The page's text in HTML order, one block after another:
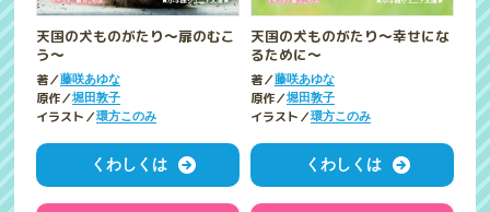
天国の犬ものがたり～扉のむこ
う～
著／藤咲あゆな
原作／堀田敦子
イラスト／環方このみ
くわしくは
天国の犬ものがたり～幸せにな
るために～
著／藤咲あゆな
原作／堀田敦子
イラスト／環方このみ
くわしくは